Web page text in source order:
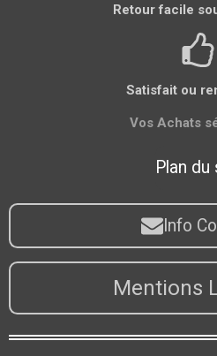
Retour facile
Satisfait ou
Vos Achats
Plan du
Info
Mentions